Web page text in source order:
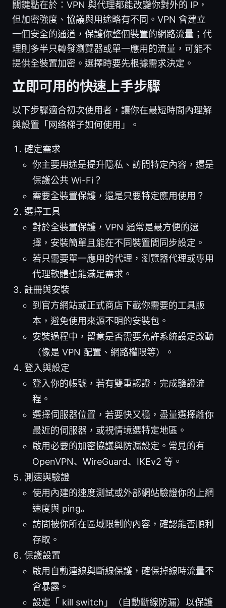
關鍵點在於：VPN 與代理都能改變你對外的 IP，
但加密強度、協議與用途略有不同。VPN 會建立
一個安全的通道，保護你整個裝置的網路流量；代
理則多半只轉發瀏覽器或單一應用的流量，可能不
提供全裝置加密。選擇時要先根據需求決定。
立即可用的快速上手步驟
以下步驟適合初次使用者，讓你在最短時間內理解
與設置「网络梯子如何使用」。
確定需求
你主要用途是提升隱私、訪問特定內容，還是
保護公共 Wi-Fi？
需要全裝置保護，還是只要特定應用使用？
選擇工具
對於全裝置保護，VPN 通常是最方便的選
擇，安裝簡單且能在不同裝置間同步設定。
若只需要單一應用的代理，瀏覽器代理或專用
代理軟體也能滿足需求。
註冊與安裝
到官方網站或正式商店下載你需要的工具版
本，避免使用來源不明的安裝包。
安裝過程中，留意是否需要允許系統設定改動
（像是 VPN 配置、網路權限等）。
登入與設定
登入你的帳號，若有雙重認證，完成驗證流
程。
選擇伺服器位置，若要快又穩，盡量選擇離你
最近的伺服器，或視情境選特定地區。
啟用必要的加密協議與防漏設定。常見的有
OpenVPN、WireGuard、IKEv2 等。
測速與驗證
使用內建的速度測試或外部網站驗證你的上網
速度與 ping。
訪問被你所在區域限制的內容，確認能否順利
存取。
保護設置
啟用自動連線與斷線保護，確保掉線時流量不
會暴露。
設定「 kill switch」（自動斷線防漏）以保護